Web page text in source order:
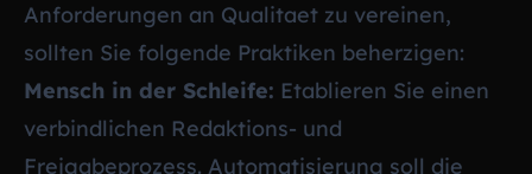
Anforderungen an Qualitaet zu vereinen,
sollten Sie folgende Praktiken beherzigen:
Mensch in der Schleife: Etablieren Sie einen
verbindlichen Redaktions- und
Freigabeprozess. Automatisierung soll die